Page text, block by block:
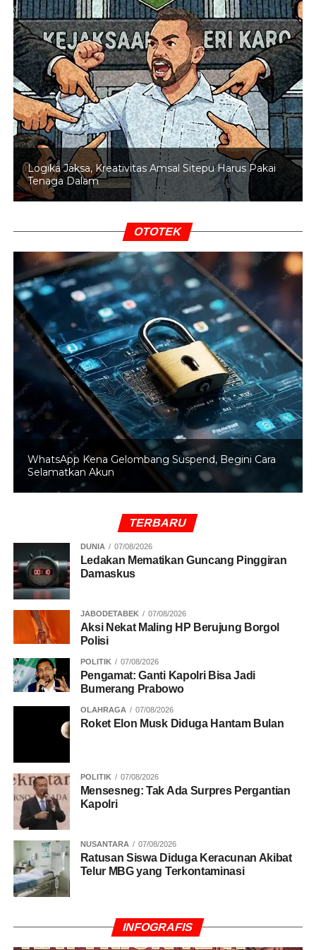
Meski demikian, laporan tahunan perusahaan mencatat
adanya tren penurunan jumlah karyawan dalam lima
tahun terakhir, dari 32.491 orang pada 2019 menjadi
30.308 pada 2024. Kondisi ini diduga sebagai dampak
restrukturisasi perusahaan akibat kenaikan cukai rokok
dan maraknya peredaran rokok ilegal. (PURNOMO/DIN)
RELATED TOPICS:
GUBERNUR JATIM
KHOFIFAH INDAR PARAWANSA
PHK MASSAL
PT GUDANG GARAM
Polda Riau Dorong Pertambangan Rakyat
Kuansing Diaktifkan, Dubalang Jadi Penjaga
Ketertiban
DON'T MISS
Dua Bocah Tewas di Kolam Bekas Galian Batu
Bata, Kapolda Riau Turun Tangan
Logika Jaksa, Kreativitas Amsal Sitepu Harus Pakai
Tenaga Dalam
OTOTEK
WhatsApp Kena Gelombang Suspend, Begini Cara
Selamatkan Akun
TERBARU
DUNIA 07/08/2026
Ledakan Mematikan Guncang Pinggiran
Damaskus
JABODETABEK 07/08/2026
Aksi Nekat Maling HP Berujung Borgol
Polisi
POLITIK 07/08/2026
Pengamat: Ganti Kapolri Bisa Jadi
Bumerang Prabowo
OLAHRAGA 07/08/2026
Roket Elon Musk Diduga Hantam Bulan
POLITIK 07/08/2026
Mensesneg: Tak Ada Surpres Pergantian
Kapolri
NUSANTARA 07/08/2026
Ratusan Siswa Diduga Keracunan Akibat
Telur MBG yang Terkontaminasi
INFOGRAFIS